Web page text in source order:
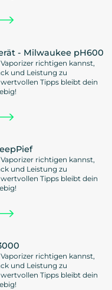
- Milwaukee pH600
richtigen kannst,
und Leistung zu
Tipps bleibt dein
richtigen kannst,
und Leistung zu
Tipps bleibt dein
richtigen kannst,
und Leistung zu
Tipps bleibt dein